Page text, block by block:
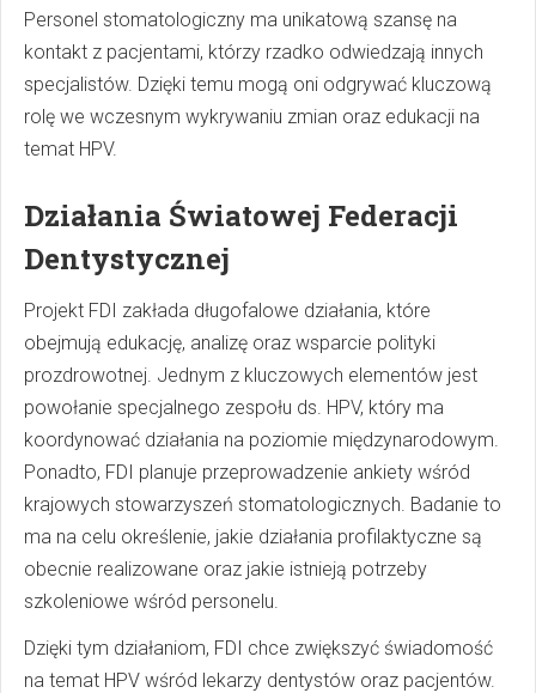
Personel stomatologiczny ma unikatową szansę na
kontakt z pacjentami, którzy rzadko odwiedzają innych
specjalistów. Dzięki temu mogą oni odgrywać kluczową
rolę we wczesnym wykrywaniu zmian oraz edukacji na
temat HPV.
Działania Światowej Federacji
Dentystycznej
Projekt FDI zakłada długofalowe działania, które
obejmują edukację, analizę oraz wsparcie polityki
prozdrowotnej. Jednym z kluczowych elementów jest
powołanie specjalnego zespołu ds. HPV, który ma
koordynować działania na poziomie międzynarodowym.
Ponadto, FDI planuje przeprowadzenie ankiety wśród
krajowych stowarzyszeń stomatologicznych. Badanie to
ma na celu określenie, jakie działania profilaktyczne są
obecnie realizowane oraz jakie istnieją potrzeby
szkoleniowe wśród personelu.
Dzięki tym działaniom, FDI chce zwiększyć świadomość
na temat HPV wśród lekarzy dentystów oraz pacjentów.